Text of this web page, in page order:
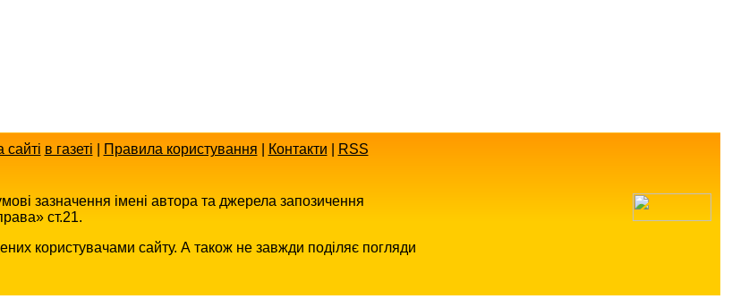
сайті в газеті Правила користування Контакти RSS
зазначення імені автора та джерела запозичення
ст.21.
користувачами сайту. А також не завжди поділяє погляди